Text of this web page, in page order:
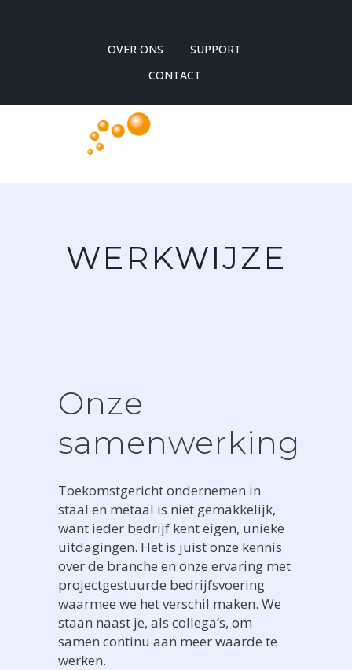
OVER ONS
SUPPORT
CONTACT
WERKWIJZE
Onze
samenwerking
Toekomstgericht ondernemen in
staal en metaal is niet gemakkelijk,
want ieder bedrijf kent eigen, unieke
uitdagingen. Het is juist onze kennis
over de branche en onze ervaring met
projectgestuurde bedrijfsvoering
waarmee we het verschil maken. We
staan naast je, als collega’s, om
samen continu aan meer waarde te
werken.